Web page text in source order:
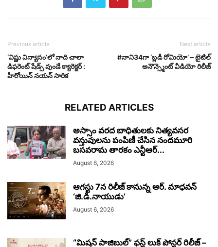
Previous article
‘విష్ణు విన్యాసం’లో నాది చాలా
డిఫరెంట్ షేడ్స్ వుండే క్యారెక్టర్ :
హీరోయిన్ నయన్ సారిక
Next article
#నాని34గా ‘బ్లడీ రోమియో’ – టైటిల్
అనౌన్స్మెంట్ వీడియో రిలీజ్
RELATED ARTICLES
అస్సాం వరద బాధితులకు నిత్యవసర
వస్తువులను పంపిణీ చేసిన నందమూరి
బసవరామ తారకం ఎన్టీఆర్...
August 6, 2026
ఆగస్టు 7న రిలీజ్ కానున్న ఆర్‌. మాధవన్‌
‘జి.డి.నాయుడు’
August 6, 2026
“మిషన్ పాజిబుల్” ఫస్ట్ లుక్ పోస్టర్ రిలీజ్ –